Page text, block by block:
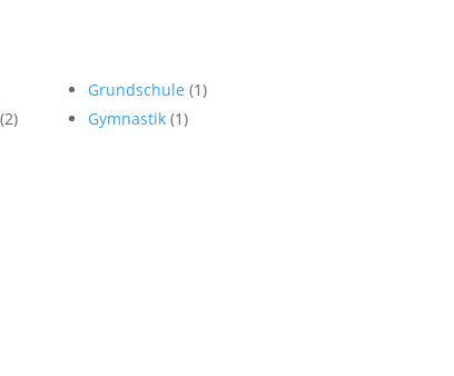
(2)
Grundschule (1)
Gymnastik (1)